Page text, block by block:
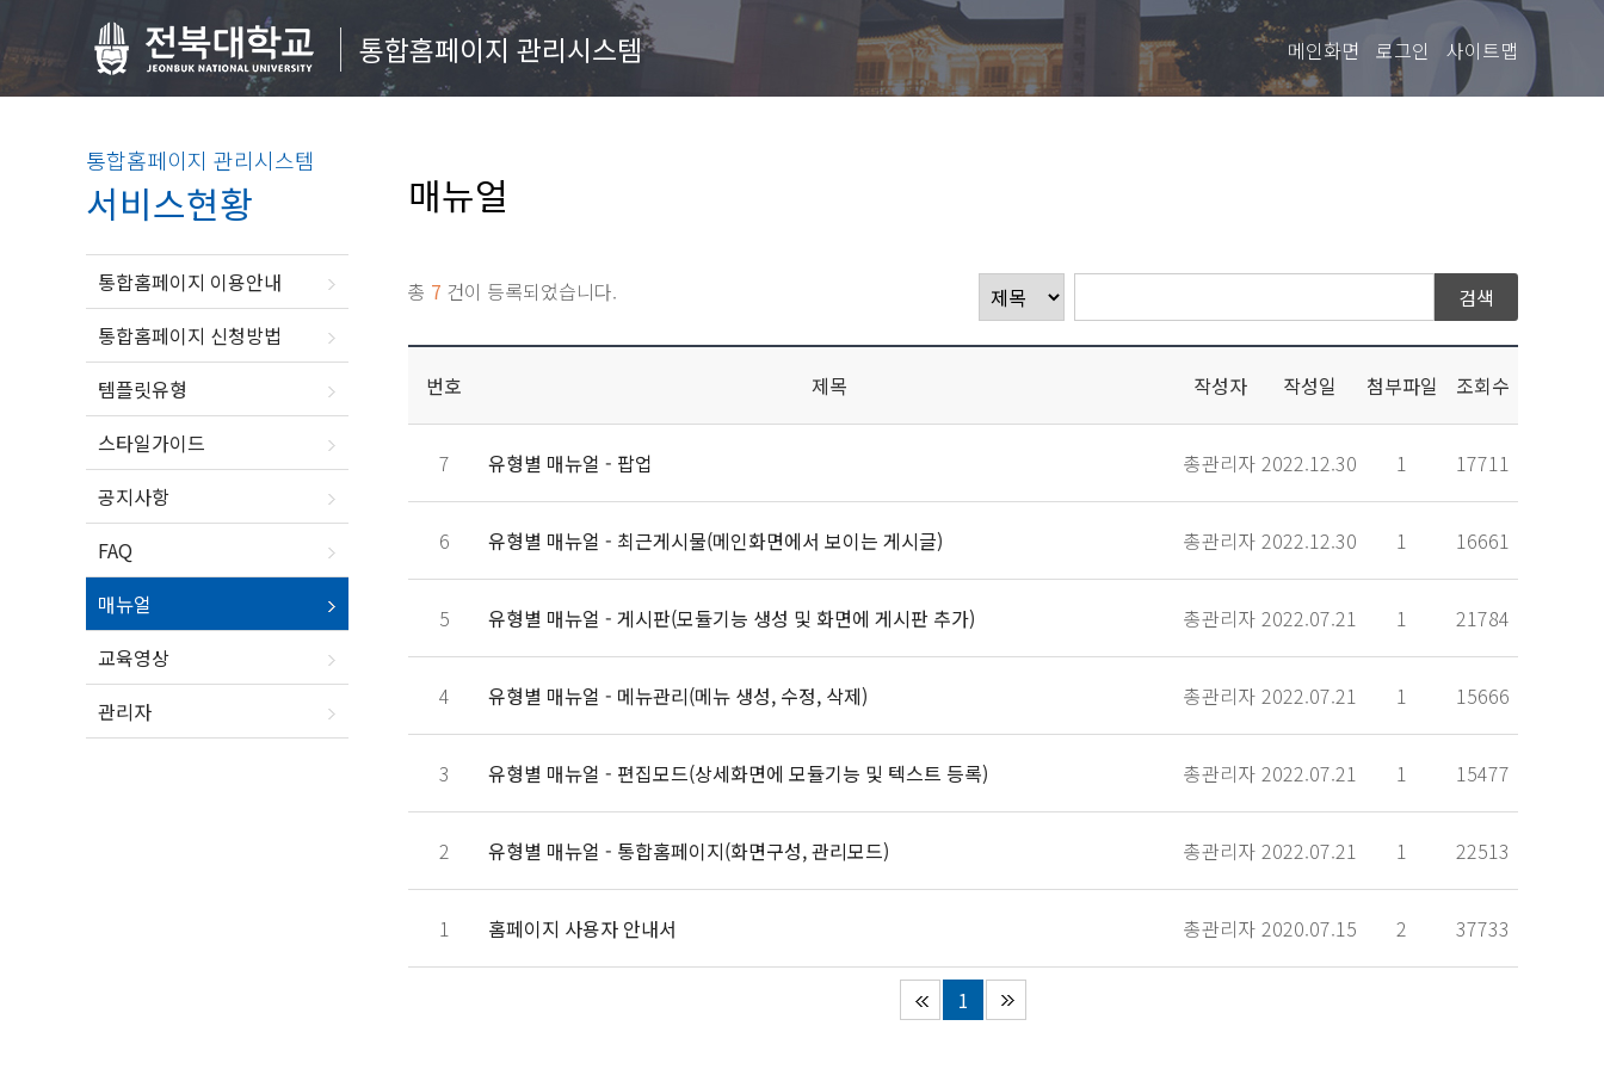
통합홈페이지 관리시스템 메인화면 로그인 사이트맵
통합홈페이지 관리시스템
서비스현황
통합홈페이지 이용안내
통합홈페이지 신청방법
템플릿유형
스타일가이드
공지사항
FAQ
매뉴얼
교육영상
관리자
매뉴얼
총 7 건이 등록되었습니다.
번호 제목 작성자 작성일 첨부파일 조회수
7 유형별 매뉴얼 - 팝업 총관리자 2022.12.30 1 17711
6 유형별 매뉴얼 - 최근게시물(메인화면에서 보이는 게시글) 총관리자 2022.12.30 1 16661
5 유형별 매뉴얼 - 게시판(모듈기능 생성 및 화면에 게시판 추가) 총관리자 2022.07.21 1 21784
4 유형별 매뉴얼 - 메뉴관리(메뉴 생성, 수정, 삭제) 총관리자 2022.07.21 1 15666
3 유형별 매뉴얼 - 편집모드(상세화면에 모듈기능 및 텍스트 등록) 총관리자 2022.07.21 1 15477
2 유형별 매뉴얼 - 통합홈페이지(화면구성, 관리모드) 총관리자 2022.07.21 1 22513
1 홈페이지 사용자 안내서 총관리자 2020.07.15 2 37733
1